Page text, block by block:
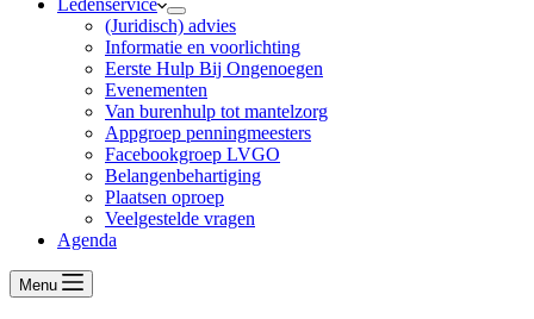
Ledenservice
(Juridisch) advies
Informatie en voorlichting
Eerste Hulp Bij Ongenoegen
Evenementen
Van burenhulp tot mantelzorg
Appgroep penningmeesters
Facebookgroep LVGO
Belangenbehartiging
Plaatsen oproep
Veelgestelde vragen
Agenda
Menu